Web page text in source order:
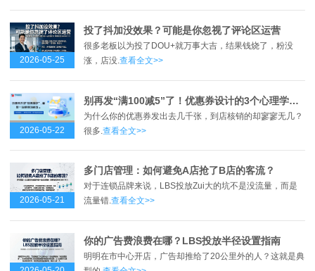
2026-05-25
投了抖加没效果？可能是你忽视了评论区运营
很多老板以为投了DOU+就万事大吉，结果钱烧了，粉没
涨，店没.查看全文>>
2026-05-22
别再发“满100减5”了！优惠券设计的3个心理学误区
为什么你的优惠券发出去几千张，到店核销的却寥寥无几？
很多. 查看全文>>
2026-05-21
多门店管理：如何避免A店抢了B店的客流？
对于连锁品牌来说，LBS投放Zui大的坑不是没流量，而是
流量错.查看全文>>
你的广告费浪费在哪？LBS投放半径设置指南
明明在市中心开店，广告却推给了20公里外的人？这就是典